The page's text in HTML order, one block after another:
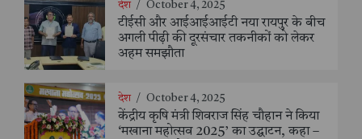
देश / October 4, 2025
टीईसी और आईआईआईटी नया रायपुर के बीच
अगली पीढ़ी की दूरसंचार तकनीकों को लेकर
अहम समझौता
देश / October 4, 2025
केंद्रीय कृषि मंत्री शिवराज सिंह चौहान ने किया
‘मखाना महोत्सव 2025’ का उद्घाटन, कहा –